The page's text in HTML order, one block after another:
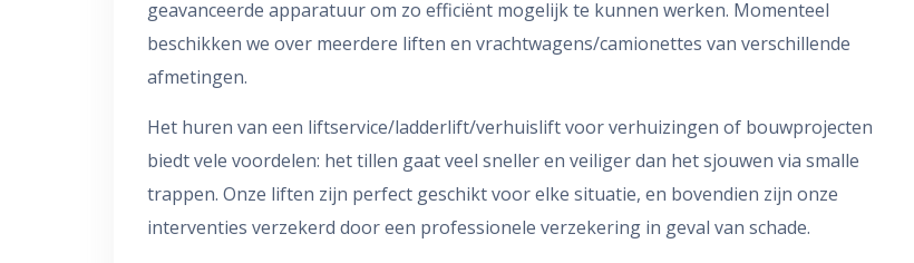
geavanceerde apparatuur om zo efficiënt mogelijk te kunnen werken. Momenteel
beschikken we over meerdere liften en vrachtwagens/camionettes van verschillende
afmetingen.
Het huren van een liftservice/ladderlift/verhuislift voor verhuizingen of bouwprojecten
biedt vele voordelen: het tillen gaat veel sneller en veiliger dan het sjouwen via smalle
trappen. Onze liften zijn perfect geschikt voor elke situatie, en bovendien zijn onze
interventies verzekerd door een professionele verzekering in geval van schade.